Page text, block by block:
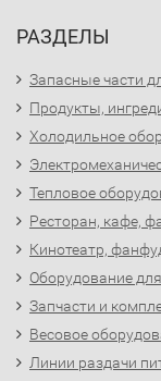
РАЗДЕЛЫ
Запасные части
Продукты,
Холодильное
Тепловое
Ресторан, кафе,
Кинотеатр,
Оборудование
Запчасти и
Весовое
Линии раздачи